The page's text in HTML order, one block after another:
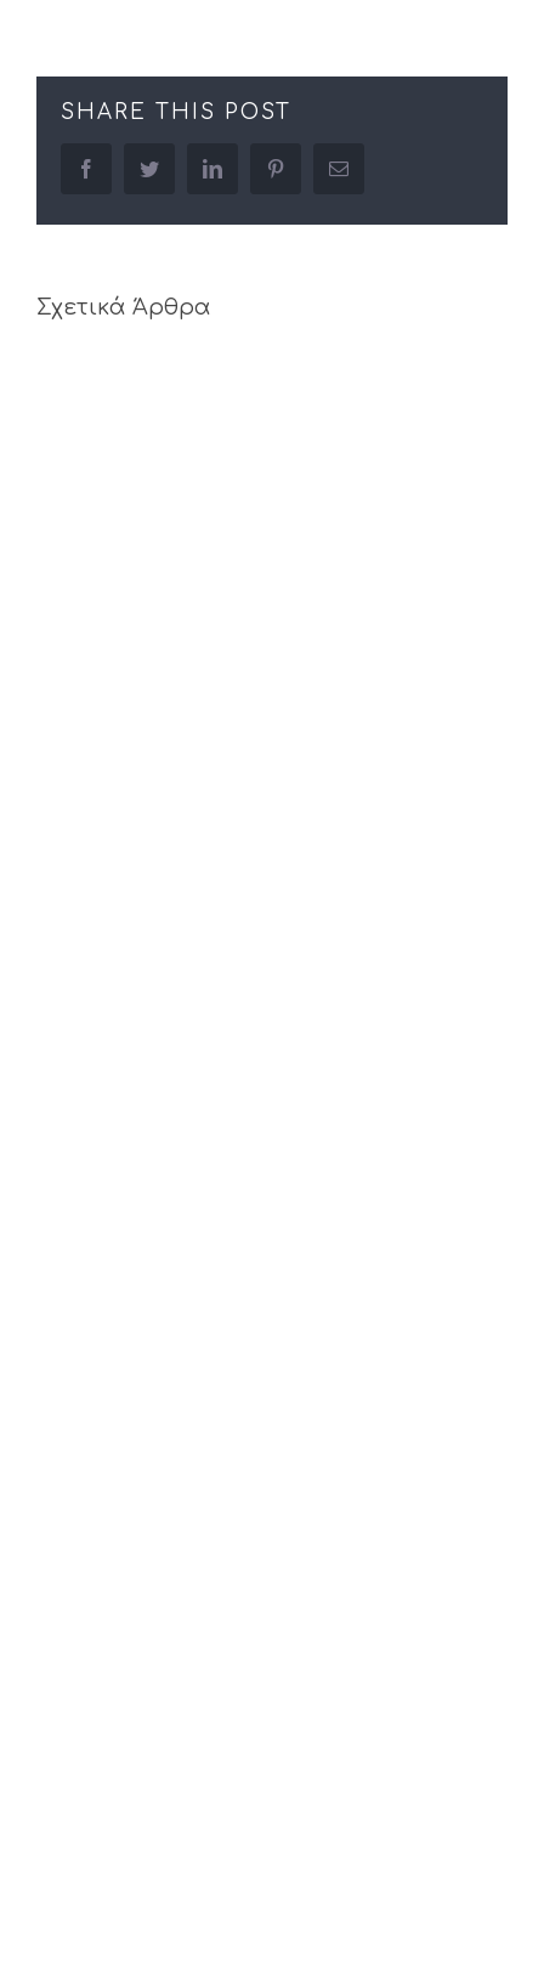
SHARE THIS POST
facebooktwitter linkedin pinterestEmail
Σχετικά Άρθρα